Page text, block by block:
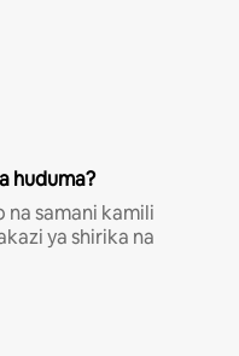
huduma?
samani kamili
ya shirika na